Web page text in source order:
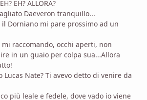
EH? ALLORA?
Daeveron tranquillo...
il Dorniano mi pare prossimo ad un
mi raccomando, occhi aperti, non
in un guaio per colpa sua...Allora
Lucas Nate? Ti avevo detto di venire da
più leale e fedele, dove vado io viene